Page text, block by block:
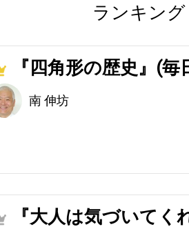
ランキング
『四角形の歴史』(毎
南 伸坊
『大人は気づいてく